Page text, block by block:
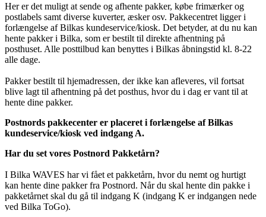
Her er det muligt at sende og afhente pakker, købe frimærker og
postlabels samt diverse kuverter, æsker osv. Pakkecentret ligger i
forlængelse af Bilkas kundeservice/kiosk. Det betyder, at du nu kan
hente pakker i Bilka, som er bestilt til direkte afhentning på
posthuset. Alle posttilbud kan benyttes i Bilkas åbningstid kl. 8-22
alle dage.
Pakker bestilt til hjemadressen, der ikke kan afleveres, vil fortsat
blive lagt til afhentning på det posthus, hvor du i dag er vant til at
hente dine pakker.
Postnords pakkecenter er placeret i forlængelse af Bilkas
kundeservice/kiosk ved indgang A.
Har du set vores Postnord Pakketårn?
I Bilka WAVES har vi fået et pakketårn, hvor du nemt og hurtigt
kan hente dine pakker fra Postnord. Når du skal hente din pakke i
pakketårnet skal du gå til indgang K (indgang K er indgangen nede
ved Bilka ToGo).